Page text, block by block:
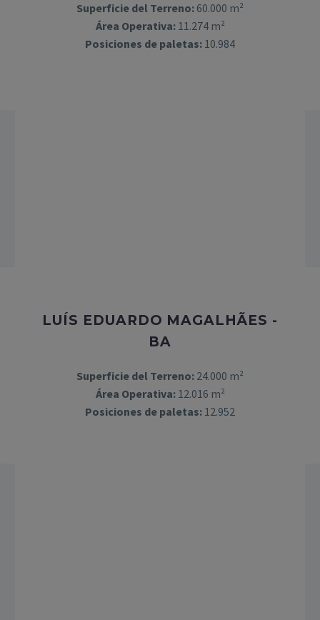
Superficie del Terreno: 60.000 m²
Área Operativa:11.274 m²
Posiciones de paletas: 10.984
LUÍS EDUARDO MAGALHÃES -
BA
Superficie del Terreno: 24.000 m²
Área Operativa:12.016 m²
Posiciones de paletas: 12.952